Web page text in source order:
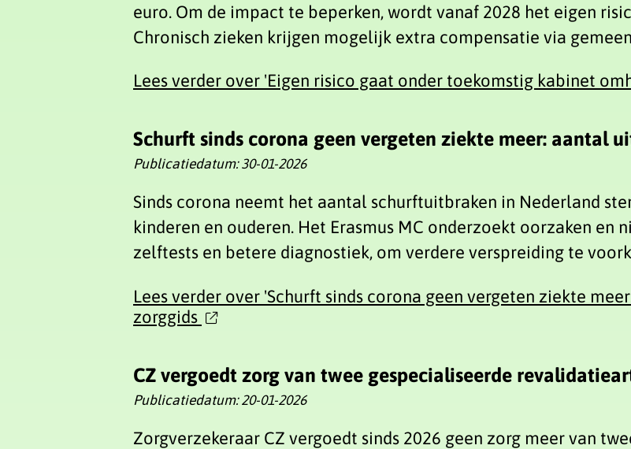
euro. Om de impact te beperken, wordt vanaf 2028 het eigen
Chronisch zieken krijgen mogelijk extra compensatie via
Lees verder over 'Eigen risico gaat onder toekomstig kabinet
Schurft sinds corona geen vergeten ziekte meer: aantal
Publicatiedatum:30-01-2026
Sinds corona neemt het aantal schurftuitbraken in Nederland
kinderen en ouderen. Het Erasmus MC onderzoekt oorzaken
zelftests en betere diagnostiek, om verdere verspreiding te
Lees verder over 'Schurft sinds corona geen vergeten ziekte
zorggids
CZ vergoedt zorg van twee gespecialiseerde
Publicatiedatum:20-01-2026
Zorgverzekeraar CZ vergoedt sinds 2026 geen zorg meer van